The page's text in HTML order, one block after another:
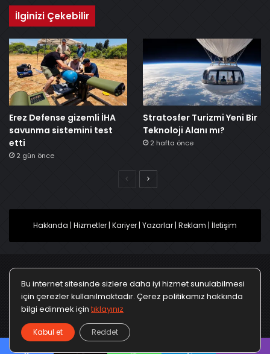
İlginizi Çekebilir
Erez Defense gizemli İHA
savunma sistemini test
etti
2 gün önce
Stratosfer Turizmi Yeni Bir
Teknoloji Alanı mı?
2 hafta önce
ÖncekiSonraki
Hakkında | Hizmetler | Kariyer | Yazarlar | Reklam | İletişim
Ana Sayfa Gizlilik Politikası
Çerez Politikası
Kullanım Koşulları
KVKK Politikası
Bu internet sitesinde sizlere daha iyi hizmet sunulabilmesi
için çerezler kullanılmaktadır. Çerez politikamız hakkında
bilgi edinmek için tıklayınız
Kabul et Reddet